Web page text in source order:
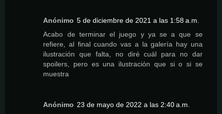
Anónimo 5 de diciembre de 2021 a las 1:58 a.m.
Acabo de terminar el juego y ya se a que se
refiere, al final cuando vas a la galería hay una
ilustración que falta, no diré cuál para no dar
spoilers, pero es una ilustración que si o si se
muestra
Anónimo 23 de mayo de 2022 a las 2:40 a.m.